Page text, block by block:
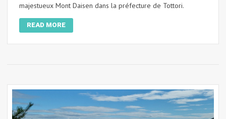
majestueux Mont Daisen dans la préfecture de Tottori.
READ MORE